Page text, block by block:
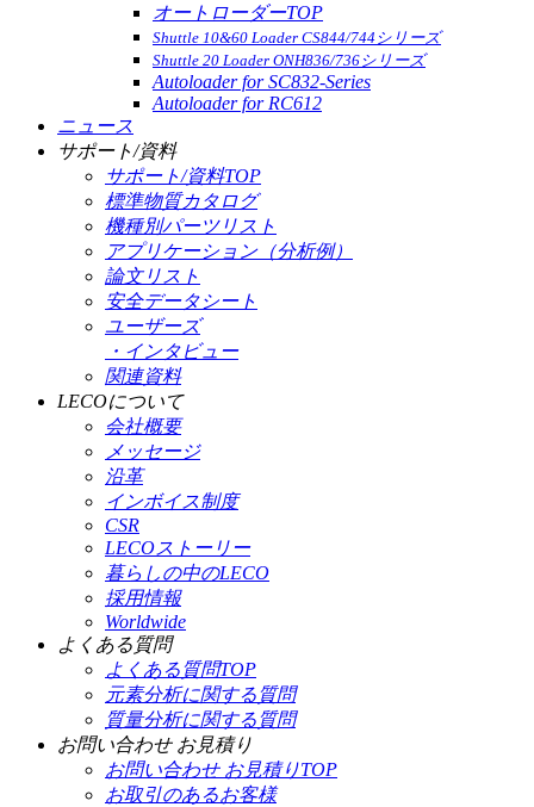
オートローダーTOP
Shuttle 10&60 Loader CS844/744シリーズ
Shuttle 20 Loader ONH836/736シリーズ
Autoloader for SC832-Series
Autoloader for RC612
ニュース
サポート/資料
サポート/資料TOP
標準物質カタログ
機種別パーツリスト
アプリケーション（分析例）
論文リスト
安全データシート
ユーザーズ
・インタビュー
関連資料
LECOについて
会社概要
メッセージ
沿革
インボイス制度
CSR
LECOストーリー
暮らしの中のLECO
採用情報
Worldwide
よくある質問
よくある質問TOP
元素分析に関する質問
質量分析に関する質問
お問い合わせ お見積り
お問い合わせ お見積りTOP
お取引のあるお客様